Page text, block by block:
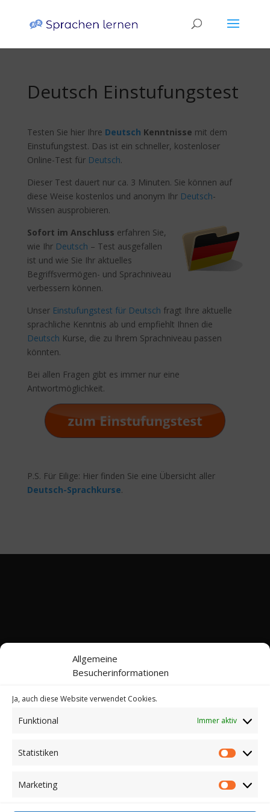
Allgemeine
Besucherinformationen
Ja, auch diese Website verwendet Cookies.
Funktional Immer aktiv
Statistiken
Marketing
Deutsch Einstufungstest
Testen Sie hier Ihre Deutsch Kenntnisse mit dem
Einstufungstest. Das ist ein schneller, kostenloser
Online-Test für Deutsch.
Dieser Test dauert nur ca. 3 Minuten. Sie können auf
diese Weise kostenlos und anonym Ihr Deutsch-
Wissen ausprobieren.
Sofort im Anschluss erfahren Sie,
wie Ihr Deutsch – Test ausgefallen
ist und wie Sie Ihr aktuelles
Begriffsvermögen- und Sprachniveau
verbessern können.
Unser Einstufungstest für Deutsch fragt Ihre aktuelle
sprachliche Kenntnis ab und empfiehlt Ihnen die
Deutsch Kurse, die zu Ihrem Sprachniveau passen
könnten.
Bei allen Fragen gibt es immer nur eine
Antwortmöglichkeit.
P.S. Für Eilige: Hier finden Sie eine Übersicht aller
Deutsch-Sprachkurse.
Kontakt
Datenschutz
*Werbehinweis: Bei dieser Website handelt es sich
Kaufverträge über die dargestellten Artikel abschließen.